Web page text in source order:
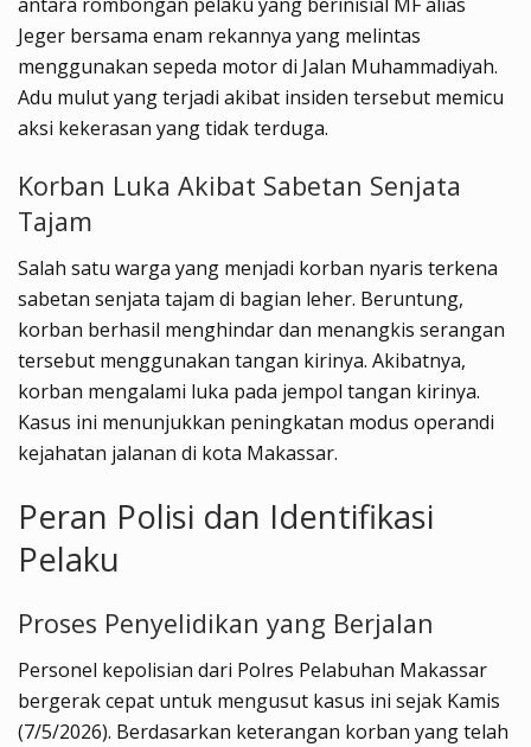
Jeger bersama enam rekannya yang melintas
menggunakan sepeda motor di Jalan Muhammadiyah.
Adu mulut yang terjadi akibat insiden tersebut memicu
aksi kekerasan yang tidak terduga.
Korban Luka Akibat Sabetan Senjata
Tajam
Salah satu warga yang menjadi korban nyaris terkena
sabetan senjata tajam di bagian leher. Beruntung,
korban berhasil menghindar dan menangkis serangan
tersebut menggunakan tangan kirinya. Akibatnya,
korban mengalami luka pada jempol tangan kirinya.
Kasus ini menunjukkan peningkatan modus operandi
kejahatan jalanan di kota Makassar.
Peran Polisi dan Identifikasi
Pelaku
Proses Penyelidikan yang Berjalan
Personel kepolisian dari Polres Pelabuhan Makassar
bergerak cepat untuk mengusut kasus ini sejak Kamis
(7/5/2026). Berdasarkan keterangan korban yang telah